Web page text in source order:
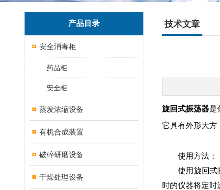
产品目录
安全消毒柜
药品柜
安全柜
蒸发浓缩设备
有机合成装置
破碎研磨设备
干燥处理设备
技术文章
旋回式振荡器是
它具有外形大方
使用方法：
使用旋回式振
时的仪器将定